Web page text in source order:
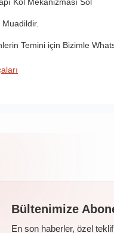
Temini için Bizimle
Bültenimize
En son haberler, özel